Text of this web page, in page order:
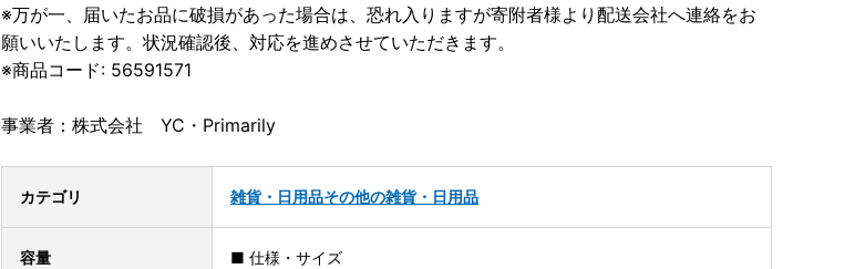
※万が一、届いたお品に破損があった場合は、恐れ入りますが寄附者様より配送会社へ連絡をお
願いいたします。状況確認後、対応を進めさせていただきます。
※商品コード: 56591571
事業者：株式会社 YC・Primarily
カテゴリ 雑貨・日用品その他の雑貨・日用品
容量
■ 仕様・サイズ